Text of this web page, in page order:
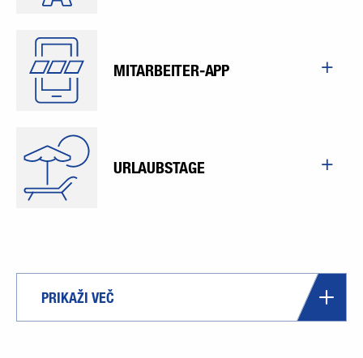
MITARBEITER-APP
URLAUBSTAGE
PRIKAŽI VEČ